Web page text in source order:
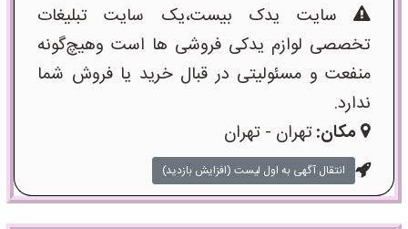
سایت یدک بیست،یک سایت تبلیغات
تخصصی لوازم یدکی فروشی ها است وهیچ‌گونه
منفعت و مسئولیتی در قبال خرید یا فروش شما
ندارد.
مکان:تهران - تهران
انتقال آگهی به اول لیست (افزایش بازدید)